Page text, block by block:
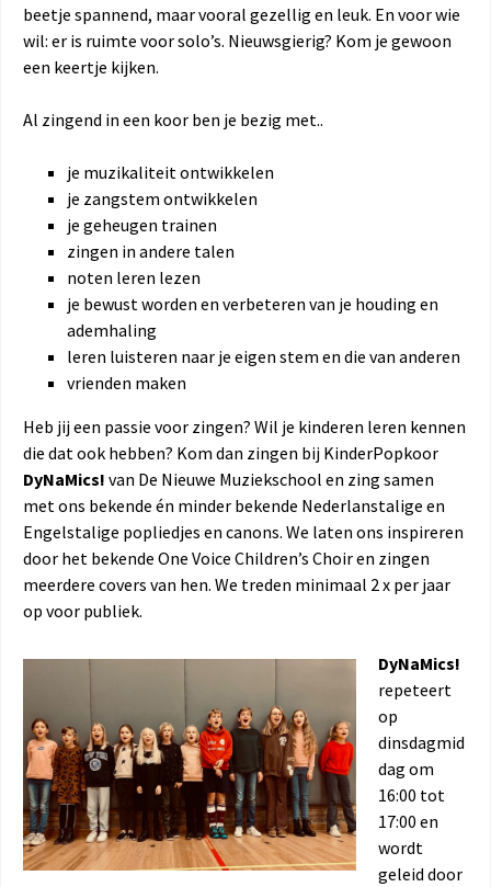
beetje spannend, maar vooral gezellig en leuk. En voor wie
wil: er is ruimte voor solo’s. Nieuwsgierig? Kom je gewoon
een keertje kijken.
Al zingend in een koor ben je bezig met..
je muzikaliteit ontwikkelen
je zangstem ontwikkelen
je geheugen trainen
zingen in andere talen
noten leren lezen
je bewust worden en verbeteren van je houding en
ademhaling
leren luisteren naar je eigen stem en die van anderen
vrienden maken
Heb jij een passie voor zingen? Wil je kinderen leren kennen
die dat ook hebben? Kom dan zingen bij KinderPopkoor
DyNaMics! van De Nieuwe Muziekschool en zing samen
met ons bekende én minder bekende Nederlanstalige en
Engelstalige popliedjes en canons. We laten ons inspireren
door het bekende One Voice Children’s Choir en zingen
meerdere covers van hen. We treden minimaal 2 x per jaar
op voor publiek.
DyNaMics!
repeteert
op
dinsdagmid
dag om
16:00 tot
17:00 en
wordt
geleid door